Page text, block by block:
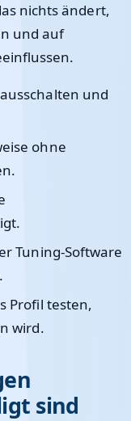
nichts ändert,
und auf
und
ohne
Tuning-Software
Profil testen,
wird.
sind